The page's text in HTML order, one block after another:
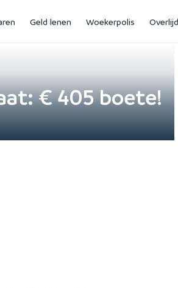
Geld lenen Woekerpolis
€ 405 boete!